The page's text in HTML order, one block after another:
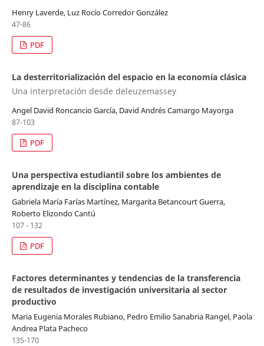
Henry Laverde, Luz Rocío Corredor González
47-86
PDF
La desterritorialización del espacio en la economía clásica
Una interpretación desde deleuzemassey
Angel David Roncancio García, David Andrés Camargo Mayorga
87-103
PDF
Una perspectiva estudiantil sobre los ambientes de
aprendizaje en la disciplina contable
Gabriela María Farías Martínez, Margarita Betancourt Guerra,
Roberto Elizondo Cantú
107 - 132
PDF
Factores determinantes y tendencias de la transferencia
de resultados de investigación universitaria al sector
productivo
Maria Eugenia Morales Rubiano, Pedro Emilio Sanabria Rangel, Paola
Andrea Plata Pacheco
135-170